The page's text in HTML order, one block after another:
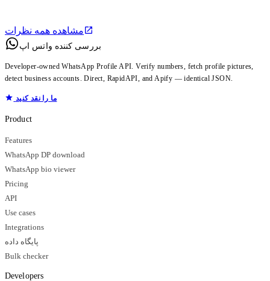
مشاهده همه نظرات
بررسی کننده واتس اپ
Developer-owned WhatsApp Profile API. Verify numbers, fetch profile pictures,
detect business accounts. Direct, RapidAPI, and Apify — identical JSON.
ما را نقد کنید
Product
Features
WhatsApp DP download
WhatsApp bio viewer
Pricing
API
Use cases
Integrations
پایگاه داده
Bulk checker
Developers